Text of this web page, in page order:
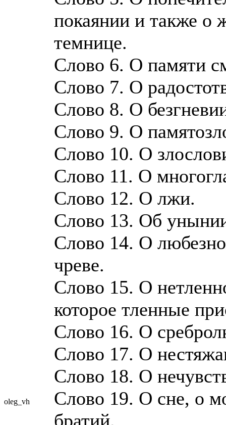
oleg_vh
покаянии и также о
темнице.
Слово 6. О памяти
Слово 7. О
Слово 8. О
Слово 9. О
Слово 10. О
Слово 11. О
Слово 12. О лжи.
Слово 13. Об
Слово 14. О
чреве.
Слово 15. О
которое тленные
Слово 16. О
Слово 17. О
Слово 18. О
Слово 19. О сне, о
братий.